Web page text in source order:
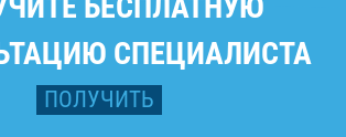
СПЕЦИАЛИСТА
ПОЛУЧИТЬ